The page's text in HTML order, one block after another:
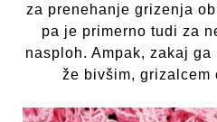
za prenehanje grizenja
pa je primerno tudi za
nasploh. Ampak, zakaj
že bivšim, grizalcem